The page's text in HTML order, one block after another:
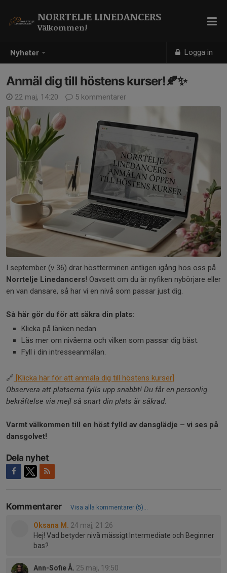
Nyheter Logga in
NORRTELJE LINEDANCERS
Välkommen!
Anmäl dig till höstens kurser!🍂✨
22 maj, 14:20 5 kommentarer
I september (v 36) drar höstterminen äntligen igång hos oss på
Norrtelje Linedancers! Oavsett om du är nyfiken nybörjare eller
en van dansare, så har vi en nivå som passar just dig.
Så här gör du för att säkra din plats:
Klicka på länken nedan.
Läs mer om nivåerna och vilken som passar dig bäst.
Fyll i din intresseanmälan.
🔗 [Klicka här för att anmäla dig till höstens kurser]
Observera att platserna fylls upp snabbt! Du får en personlig
bekräftelse via mejl så snart din plats är säkrad.
Varmt välkommen till en höst fylld av dansglädje – vi ses på
dansgolvet!
Dela nyhet
Kommentarer Visa alla kommentarer (5)...
Oksana M. 24 maj, 21:26
Hej! Vad betyder nivå mässigt Intermediate och Beginner
bas?
Ann-Sofie Å. 25 maj, 19:50